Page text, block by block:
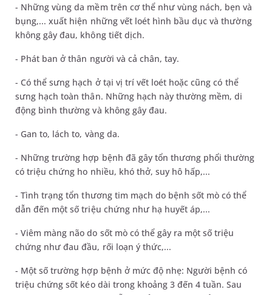
- Những vùng da mềm trên cơ thể như vùng nách, bẹn và
bụng,... xuất hiện những vết loét hình bầu dục và thường
không gây đau, không tiết dịch.
- Phát ban ở thân người và cả chân, tay.
- Có thể sưng hạch ở tại vị trí vết loét hoặc cũng có thể
sưng hạch toàn thân. Những hạch này thường mềm, di
động bình thường và không gây đau.
- Gan to, lách to, vàng da.
- Những trường hợp bệnh đã gây tổn thương phổi thường
có triệu chứng ho nhiều, khó thở, suy hô hấp,...
- Tình trạng tổn thương tim mạch do bệnh sốt mò có thể
dẫn đến một số triệu chứng như hạ huyết áp,...
- Viêm màng não do sốt mò có thể gây ra một số triệu
chứng như đau đầu, rối loạn ý thức,...
- Một số trường hợp bệnh ở mức độ nhẹ: Người bệnh có
triệu chứng sốt kéo dài trong khoảng 3 đến 4 tuần. Sau